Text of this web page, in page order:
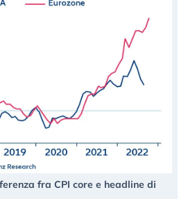
fra CPI core e headline di